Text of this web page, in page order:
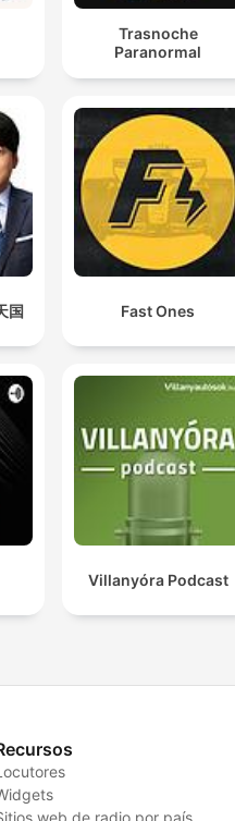
Trasnoche
Paranormal
国 Fast Ones
Villanyóra Podcast
web de radio por país